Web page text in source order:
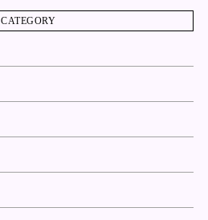
CATEGORY